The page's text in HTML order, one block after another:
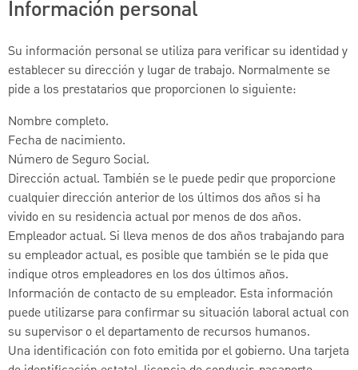
Información personal
Su información personal se utiliza para verificar su identidad y
establecer su dirección y lugar de trabajo. Normalmente se
pide a los prestatarios que proporcionen lo siguiente:
Nombre completo.
Fecha de nacimiento.
Número de Seguro Social.
Dirección actual. También se le puede pedir que proporcione
cualquier dirección anterior de los últimos dos años si ha
vivido en su residencia actual por menos de dos años.
Empleador actual. Si lleva menos de dos años trabajando para
su empleador actual, es posible que también se le pida que
indique otros empleadores en los dos últimos años.
Información de contacto de su empleador. Esta información
puede utilizarse para confirmar su situación laboral actual con
su supervisor o el departamento de recursos humanos.
Una identificación con foto emitida por el gobierno. Una tarjeta